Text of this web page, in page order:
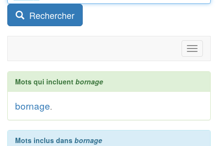
Rechercher
Toggle
Mots qui incluent bornage
bornage.
Mots inclus dans bornage